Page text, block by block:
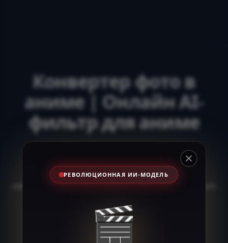
Конвертер фото в
аниме | Онлайн AI-
фильтр для аниме
Превратите свои фотографии в
потрясающие аниме-арты с помощью
нашего онлайн AI-фильтра для аниме. Легко
очаровательные изображения в стиле
аниме всего в один клик. 100%
Close
РЕВОЛЮЦИОННАЯ ИИ-МОДЕЛЬ
🎬